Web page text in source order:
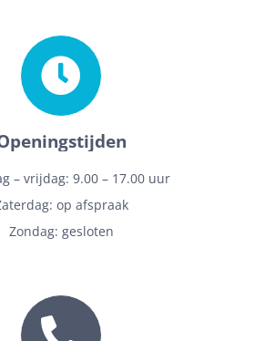
– vrijdag: 9.00 – 17.00 uur
op afspraak
Zondag: gesloten